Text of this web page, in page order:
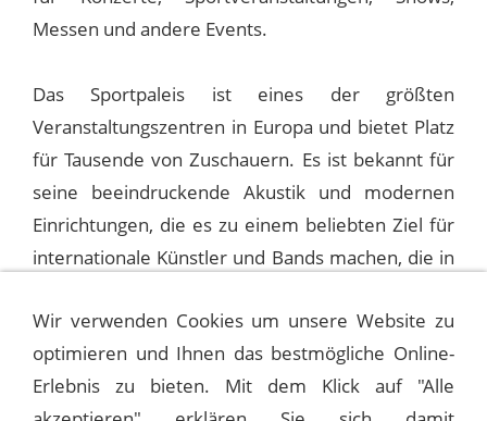
Messen und andere Events.
Das Sportpaleis ist eines der größten
Veranstaltungszentren in Europa und bietet Platz
für Tausende von Zuschauern. Es ist bekannt für
seine beeindruckende Akustik und modernen
Einrichtungen, die es zu einem beliebten Ziel für
internationale Künstler und Bands machen, die in
Wir verwenden Cookies um unsere Website zu
optimieren und Ihnen das bestmögliche Online-
Erlebnis zu bieten. Mit dem Klick auf "Alle